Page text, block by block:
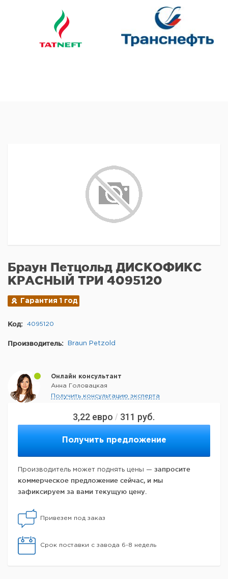
3,22 евро / 311 руб.
Получить предложение
Производитель может поднять цены — запросите
коммерческое предложение сейчас, и мы
зафиксируем за вами текущую цену.
Привезем под заказ
Срок поставки с завода 6-8 недель
Браун Петцольд ДИСКОФИКС
КРАСНЫЙ ТРИ 4095120
Гарантия 1 год
Код: 4095120
Производитель: Braun Petzold
Онлайн консультант
Анна Головацкая
Получить консультацию эксперта